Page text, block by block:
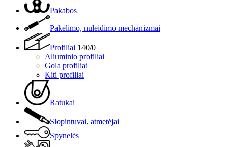
Pakabos
Pakėlimo, nuleidimo mechanizmai
Profiliai 140/0
Aliuminio profiliai
Gola profiliai
Kiti profiliai
Ratukai
Slopintuvai, atmetėjai
Spynelės